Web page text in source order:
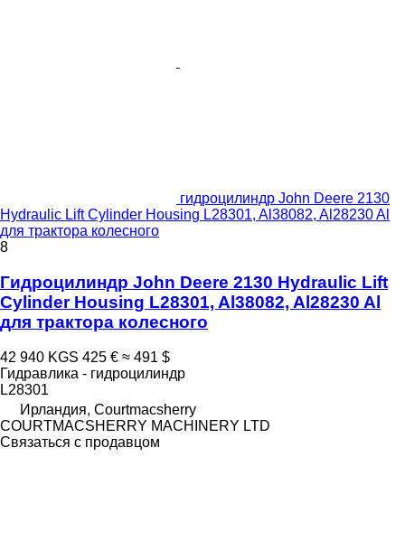
гидроцилиндр John Deere 2130
Hydraulic Lift Cylinder Housing L28301, Al38082, Al28230 Al
для трактора колесного
8
Гидроцилиндр John Deere 2130 Hydraulic Lift
Cylinder Housing L28301, Al38082, Al28230 Al
для трактора колесного
42 940 KGS 425 € ≈ 491 $
Гидравлика - гидроцилиндр
L28301
Ирландия, Courtmacsherry
COURTMACSHERRY MACHINERY LTD
Связаться с продавцом